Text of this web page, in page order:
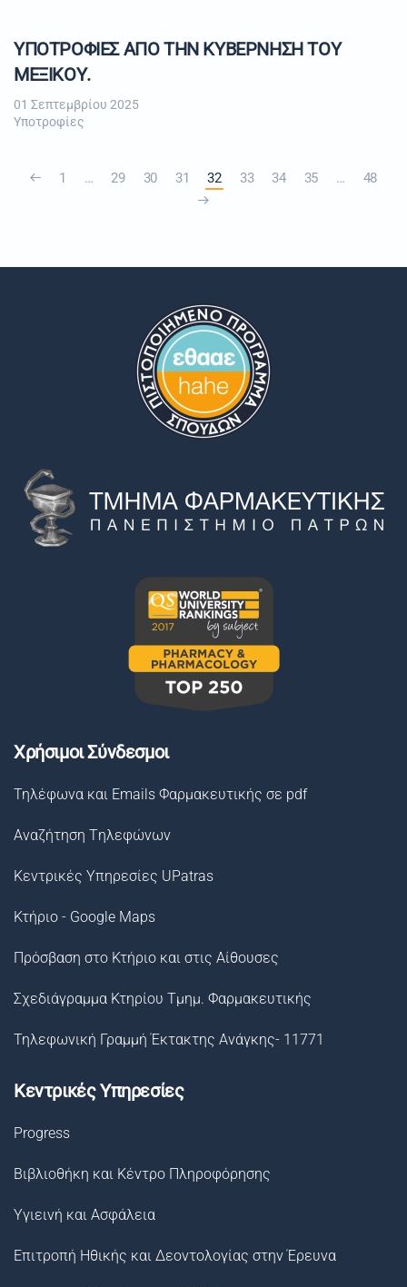
ΥΠΟΤΡΟΦΙΕΣ ΑΠΟ ΤΗΝ ΚΥΒΕΡΝΗΣΗ ΤΟΥ
ΜΕΞΙΚΟΥ.
01 Σεπτεμβρίου 2025
Υποτροφίες
1 … 29 30 31 32 33 34 35 … 48
Χρήσιμοι Σύνδεσμοι
Τηλέφωνα και Emails Φαρμακευτικής σε pdf
Αναζήτηση Tηλεφώνων
Κεντρικές Υπηρεσίες UPatras
Κτήριο - Google Maps
Πρόσβαση στο Κτήριο και στις Αίθουσες
Σχεδιάγραμμα Κτηρίου Τμημ. Φαρμακευτικής
Τηλεφωνική Γραμμή Έκτακτης Ανάγκης- 11771
Κεντρικές Υπηρεσίες
Progress
Βιβλιοθήκη και Κέντρο Πληροφόρησης
Υγιεινή και Ασφάλεια
Επιτροπή Ηθικής και Δεοντολογίας στην Έρευνα